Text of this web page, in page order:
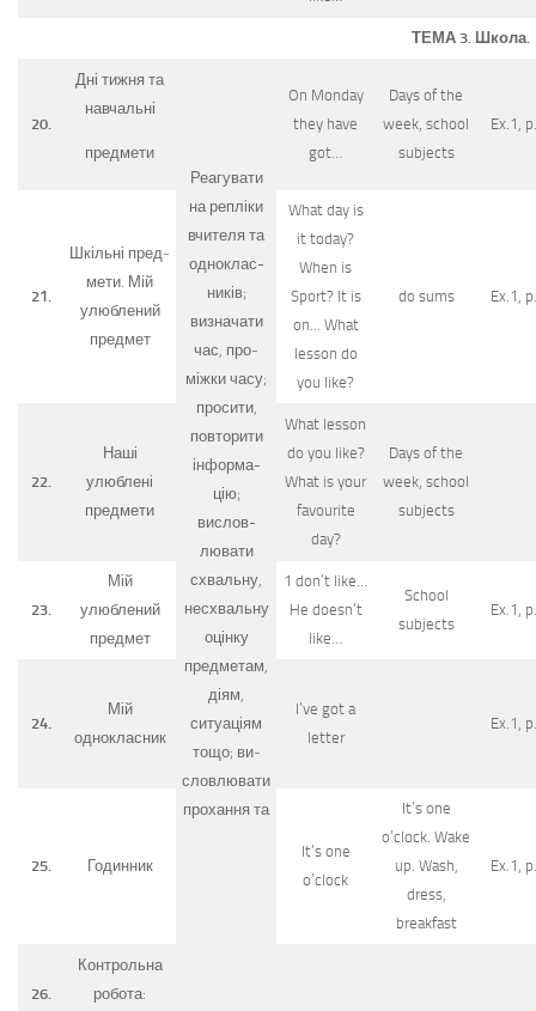
ТЕМА 3. Школа.
20.
Дні тижня та
навчальні
предмети
Реагувати
на репліки
вчителя та
одноклас-
ників;
визначати
час, про­
міжки часу;
просити,
повторити
інформа-
цію;
вислов-
лювати
схвальну,
несхвальну
оцінку
предме­там,
діям,
ситуаціям
тощо; ви­
словлювати
прохання та
On Monday
they have
got…
Days of the
week, school
subjects
Ex.1,
21.
Шкільні пред­
мети. Мій
улюблений
предмет
What day is
it today?
When is
Sport? It is
on… What
lesson do
you like?
do sums Ex.1,
22.
Наші
улюблені
предмети
What lesson
do you like?
What is your
favourite
day?
Days of the
week, school
subjects
23.
Мій
улюблений
предмет
1 don’t like…
He doesn’t
like…
School
subjects
Ex.1,
24.
Мій
однокласник
I’ve got a
letter
Ex.1,
25. Годинник
It’s one
o’clock
It’s one
o’clock. Wake
up. Wash,
dress,
breakfast
Ex.1,
26.
Контрольна
робота: